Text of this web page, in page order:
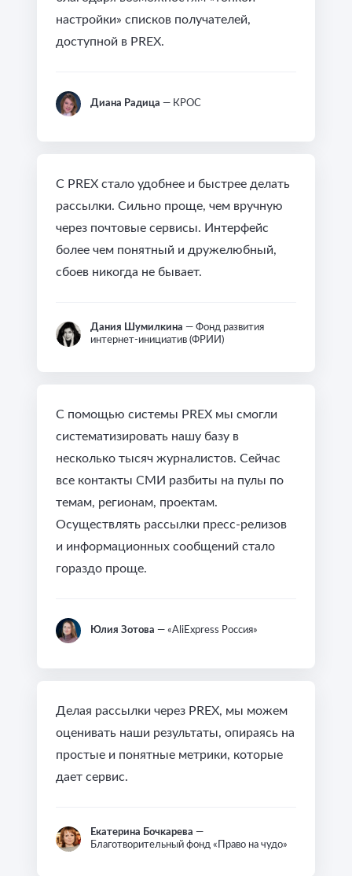
настройки» списков получателей,
доступной в PREX.
Диана Радица — КРОС
С PREX стало удобнее и быстрее делать
рассылки. Сильно проще, чем вручную
через почтовые сервисы. Интерфейс
более чем понятный и дружелюбный,
сбоев никогда не бывает.
Дания Шумилкина — Фонд развития
интернет-инициатив (ФРИИ)
С помощью системы PREX мы смогли
систематизировать нашу базу в
несколько тысяч журналистов. Сейчас
все контакты СМИ разбиты на пулы по
темам, регионам, проектам.
Осуществлять рассылки пресс-релизов
и информационных сообщений стало
гораздо проще.
Юлия Зотова — «AliExpress Россия»
Делая рассылки через PREX, мы можем
оценивать наши результаты, опираясь на
простые и понятные метрики, которые
дает сервис.
Екатерина Бочкарева —
Благотворительный фонд «Право на чудо»